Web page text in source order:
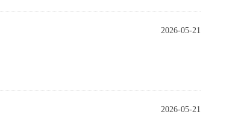
2026-05-21
2026-05-21